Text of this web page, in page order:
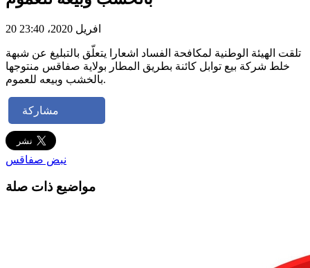
20 افريل 2020، 23:40
تلقت الهيئة الوطنية لمكافحة الفساد اشعارا يتعلّق بالتبليغ عن شبهة
خلط شركة بيع توابل كائنة بطريق المطار بولاية صفاقس منتوجها
بالخشب وبيعه للعموم.
مشاركة
نبض صفاقس
مواضيع ذات صلة